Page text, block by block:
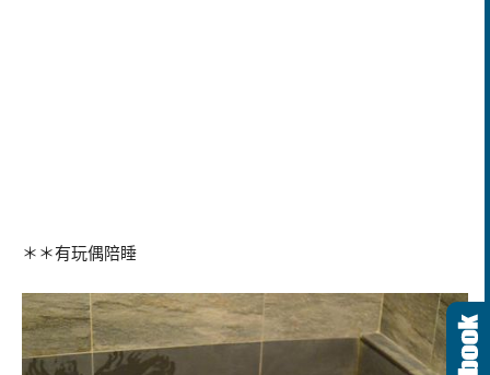
＊＊有玩偶陪睡